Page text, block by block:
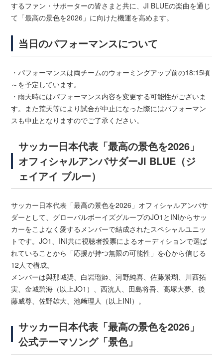
するファン・サポーターの皆さまと共に、JI BLUEの楽曲を通じ
て「最高の景色を2026」に向けた機運を高めます。
当日のパフォーマンスについて
・パフォーマンスは両チームのウォーミングアップ前の18:15頃
～を予定しています。
・雨天時にはパフォーマンス内容を変更する可能性がございま
す。また荒天等により試合が中止になった際にはパフォーマン
スも中止となりますのでご了承ください。
サッカー日本代表「最高の景色を2026」
オフィシャルアンバサダーJI BLUE（ジ
ェイアイ ブルー）
サッカー日本代表「最高の景色を2026」オフィシャルアンバサ
ダーとして、グローバルボーイズグループのJO1とINIからサッ
カーをこよなく愛するメンバーで結成されたスペシャルユニッ
トです。JO1、INI共に視聴者投票によるオーディションで選ば
れていることから「応援が持つ無限の可能性」を心から信じる
12人で構成。
メンバーは與那城奨、白岩瑠姫、河野純喜、佐藤景瑚、川西拓
実、金城碧海（以上JO1）、西洸人、田島将吾、髙塚大夢、後
藤威尊、佐野雄大、池﨑理人（以上INI）。
サッカー日本代表「最高の景色を2026」
公式テーマソング「景色」